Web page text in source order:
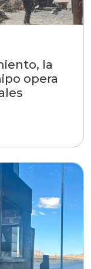
la
opera